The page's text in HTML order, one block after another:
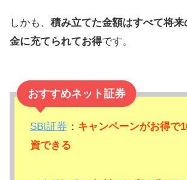
しかも、 積み立てた金額はすべて将
金に充てられてお得です。
おすすめネット証券
SBI証券 ： キャンペーンがお得で
資できる